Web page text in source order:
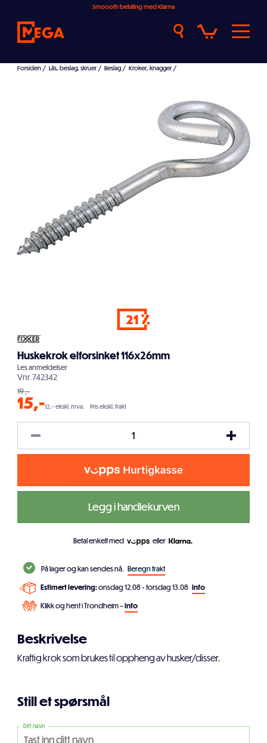
Smoooth betaling med Klarna
Forsiden / Lås, beslag, skruer / Beslag / Kroker, knagger /
21
Huskekrok elforsinket 116x26mm
Lesanmeldelser
Vnr.742342
19,-
15,-12,- ekskl. mva. Pris ekskl. frakt
Legg i handlekurven
Betal enkelt med eller
På lager og kan sendes nå. Beregn frakt
Estimert levering:onsdag 12.08 - torsdag 13.08 info
Klikk og hent i Trondheim –info
Beskrivelse
Kraftig krok som brukes til oppheng av husker/disser.
Still et spørsmål
Ditt navn